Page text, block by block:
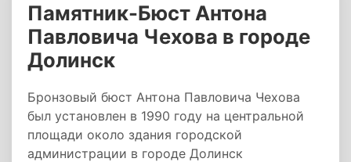
Памятник-Бюст Антона
Павловича Чехова в городе
Долинск
Бронзовый бюст Антона Павловича Чехова
был установлен в 1990 году на центральной
площади около здания городской
администрации в городе Долинск